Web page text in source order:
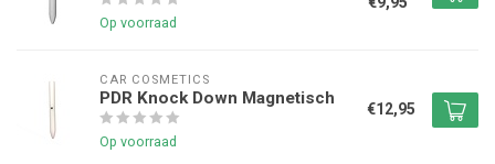
Op voorraad
CAR COSMETICS
PDR Knock Down Magnetisch
Op voorraad
€12,95